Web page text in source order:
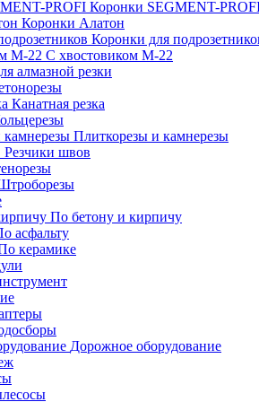
Коронки SEGMENT-
Коронки Алатон
Коронки для
С хвостовиком М-22
алмазной резки
Канатная резка
Плиткорезы и камнерезы
Резчики швов
По бетону и кирпичу
асфальту
керамике
Дорожное оборудование